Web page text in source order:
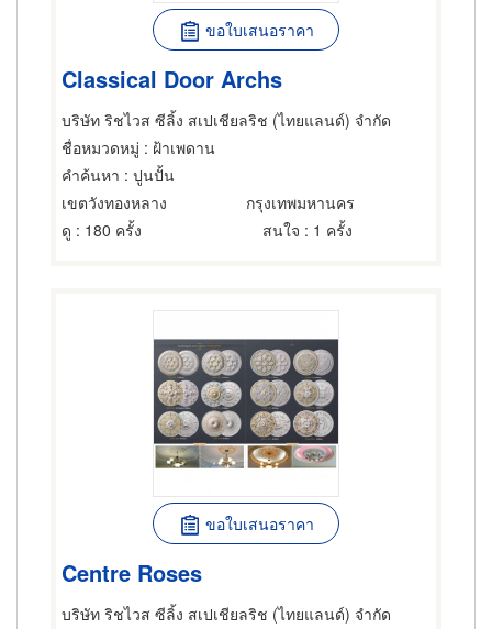
ขอใบเสนอราคา
Classical Door Archs
บริษัท ริชไวส ซีลิ้ง สเปเชียลริช (ไทยแลนด์) จำกัด
ชื่อหมวดหมู่ : ฝ้าเพดาน
คำค้นหา : ปูนปั้น
เขตวังทองหลาง
กรุงเทพมหานคร
ดู : 180 ครั้ง สนใจ : 1 ครั้ง
ขอใบเสนอราคา
Centre Roses
บริษัท ริชไวส ซีลิ้ง สเปเชียลริช (ไทยแลนด์) จำกัด